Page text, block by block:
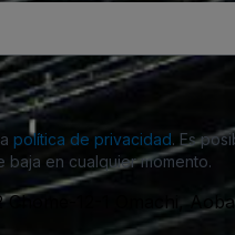
política de privacidad. Es
baja en cualquier momento.
12-1 Omachi,